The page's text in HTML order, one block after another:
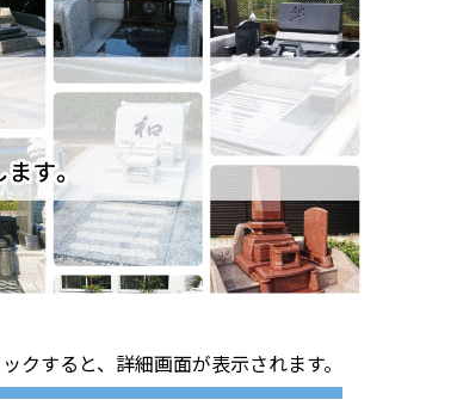
クすると、詳細画面が表示されます。